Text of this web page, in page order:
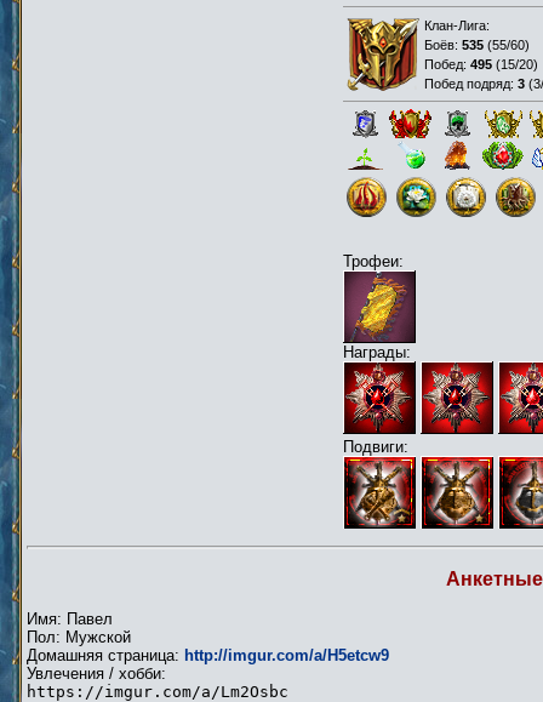
Клан-Лига:
Боёв: 535 (55/60)
Побед: 495 (15/20)
Побед подряд: 3 (
Трофеи:
Награды:
Подвиги:
Имя: Павел
Пол: Мужской
Домашняя страница: http://imgur.com/a/H5etcw9
Увлечения / хобби:
https://imgur.com/a/Lm2Osbc